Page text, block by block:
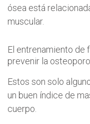
ósea está
muscular.
El entrenamiento de
prevenir la
Estos son solo
un buen índice de
cuerpo.